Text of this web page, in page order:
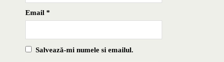
Email *
Salvează-mi numele si emailul.